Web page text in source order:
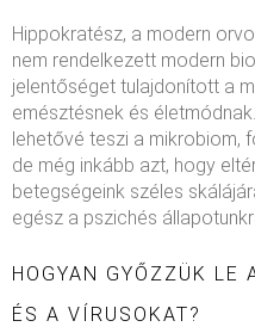
Hippokratész, a modern
nem rendelkezett modern
jelentőséget tulajdonított a
emésztésnek és
lehetővé teszi a mikrobiom,
de még inkább azt, hogy
betegségeink széles
egész a pszichés
HOGYAN GYŐZZÜK LE
ÉS A VÍRUSOKAT?